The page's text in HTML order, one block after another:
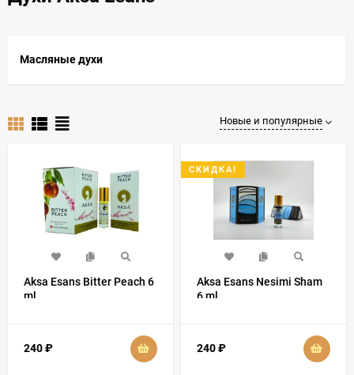
Масляные духи
Новые и популярные
Aksa Esans Bitter Peach 6
ml
240₽
СКИДКА!
Aksa Esans Nesimi Sham
6 ml
240₽